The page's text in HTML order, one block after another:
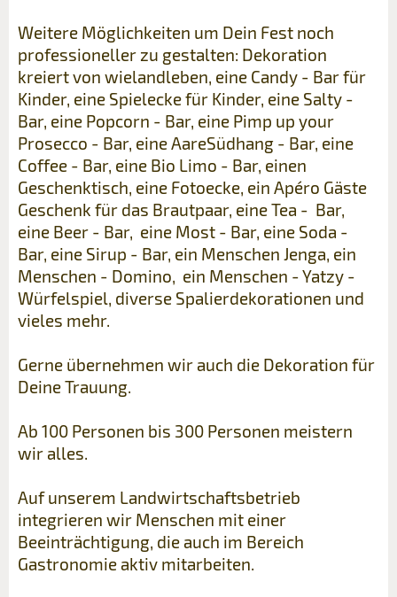
Weitere Möglichkeiten um Dein Fest noch
professioneller zu gestalten: Dekoration
kreiert von wielandleben, eine Candy - Bar für
Kinder, eine Spielecke für Kinder, eine Salty -
Bar, eine Popcorn - Bar, eine Pimp up your
Prosecco - Bar, eine AareSüdhang - Bar, eine
Coffee - Bar, eine Bio Limo - Bar, einen
Geschenktisch, eine Fotoecke, ein Apéro Gäste
Geschenk für das Brautpaar, eine Tea - Bar,
eine Beer - Bar, eine Most - Bar, eine Soda -
Bar, eine Sirup - Bar, ein Menschen Jenga, ein
Menschen - Domino, ein Menschen - Yatzy -
Würfelspiel, diverse Spalierdekorationen und
vieles mehr.
Gerne übernehmen wir auch die Dekoration für
Deine Trauung.
Ab 100 Personen bis 300 Personen meistern
wir alles.
Auf unserem Landwirtschaftsbetrieb
integrieren wir Menschen mit einer
Beeinträchtigung, die auch im Bereich
Gastronomie aktiv mitarbeiten.